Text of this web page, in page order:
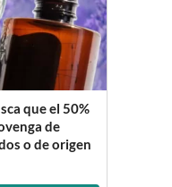
que el 50%
de
o de origen